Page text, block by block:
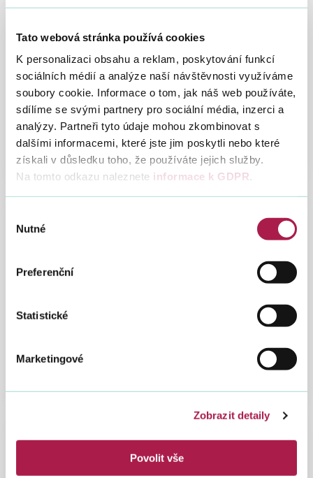
Tato webová stránka používá cookies
K personalizaci obsahu a reklam, poskytování funkcí
sociálních médií a analýze naší návštěvnosti využíváme
soubory cookie. Informace o tom, jak náš web používáte,
sdílíme se svými partnery pro sociální média, inzerci a
analýzy. Partneři tyto údaje mohou zkombinovat s
dalšími informacemi, které jste jim poskytli nebo které
získali v důsledku toho, že používáte jejich služby.
Na tomto odkazu naleznete informace k GDPR.
souhlasu
Nutné
Preferenční
Statistické
Marketingové
Zobrazit detaily
Povolit vše
Související předpisy
Přehled nejdůležitějších předpisů, podle nichž
územní finanční orgány zejména jednají a rozhodují.
Sazebník úhrad dle zákona č. 106/1999 Sb.
Podle zákona č. 106/1999 Sb. může být za
poskytnutí informací žádána úhrada. Sazebník